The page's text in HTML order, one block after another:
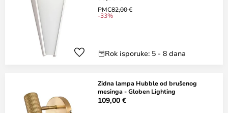
PMC82,00 €
-33%
Rok isporuke: 5 - 8 dana
Zidna lampa Hubble od brušenog
mesinga - Globen Lighting
109,00 €